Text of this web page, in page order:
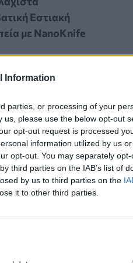
Information
parties, or processing of your
please use the below opt-out
opt-out request is processed
information utilized by us
opt-out. You may separately
third parties on the IAB’s list of
by us to third parties on the
it to other third parties.
Εστιακή
με NanoKnife
περιέχει
την ενίσχυση